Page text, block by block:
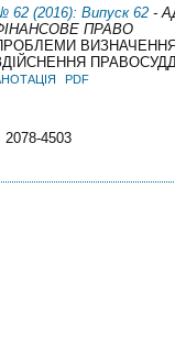
62 (2016): Випуск 62-
ПРАВО
PDF
2078-4503